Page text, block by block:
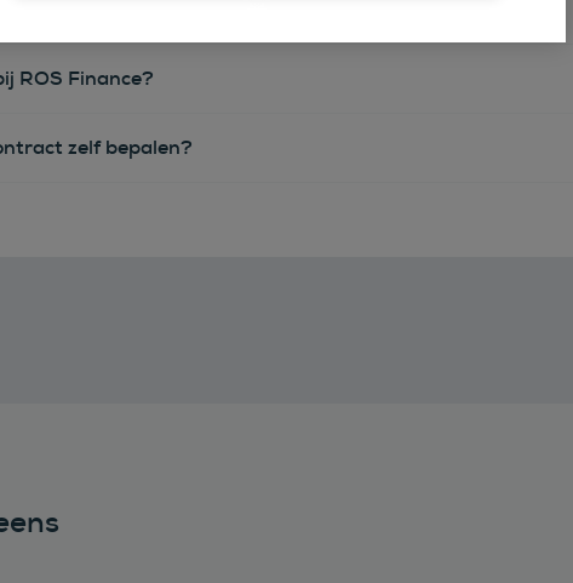
lease?
ROS Finance?
zelf bepalen?